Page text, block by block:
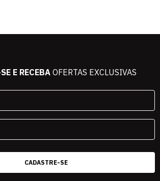
E RECEBAOFERTAS EXCLUSIVAS